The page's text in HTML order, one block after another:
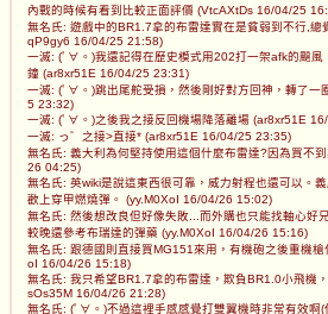
內戰的時候有看到比較正面評價 (VtcAXtDs 16/04/25
無名氏: 遊戲中的BR1.7拿的布雷達實在是貧弱到不行,總
qP9gy6 16/04/25 21:58)
一滅: (ﾟ∀。)我還記得在歷史模式用202打一架afk的颶風
鐘 (ar8xr51E 16/04/25 23:31)
一滅: (ﾟ∀。)跳出尾舵受損，然後剛好對方回神，轉了一
5 23:32)
一滅: (ﾟ∀。)之後我之接反回機場降落離場 (ar8xr51E
一滅: っ゛之接>直接* (ar8xr51E 16/04/25 23:35)
無名氏: 義大利為何堅持使用這個什麼布雷達?因為買不
26 04:25)
無名氏: 英wiki是說這東西很可靠，威力射程也還可以。
歡上穿甲燃燒彈。 (yy.M0XoI 16/04/26 15:02)
無名氏: 然後想改良但好像失敗...而外購也只能找軸心好
較晚還參考布瑞達的彈藥 (yy.M0XoI 16/04/26 15:16)
無名氏: 跟德國則直接買MG151來用，有機砲之後重機
oI 16/04/26 15:18)
無名氏: 我只希望BR1.7拿的布雷達，欺負BR1.0小飛機
sOs35M 16/04/26 21:28)
無名氏: (ﾟ∀。)不過這裡手感感覺打雙翼機時非常有效啊(